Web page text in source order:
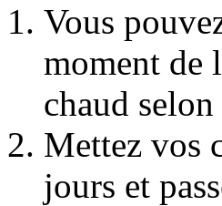
Vous
moment de
chaud
Mettez vos
jours et